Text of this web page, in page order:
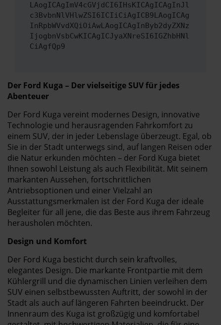
LAogICAgImV4cGVjdCI6IHsKICAgICAgInJl
c3BvbnNlVHlwZSI6ICIiCiAgICB9LAogICAg
InRpbWVvdXQiOiAwLAogICAgInByb2dyZXNz
IjogbnVsbCwKICAgICJyaXNreSI6IGZhbHNl
CiAgfQp9
Der Ford Kuga – Der vielseitige SUV für jedes
Abenteuer
Der Ford Kuga vereint modernes Design, innovative
Technologie und herausragenden Fahrkomfort zu
einem SUV, der in jeder Lebenslage überzeugt. Egal, ob
Sie in der Stadt unterwegs sind, auf langen Reisen oder
die Natur erkunden möchten – der Ford Kuga bietet
Ihnen sowohl Leistung als auch Flexibilität. Mit seinem
markanten Aussehen, fortschrittlichen
Antriebsoptionen und einer Vielzahl an
Ausstattungsmerkmalen ist der Ford Kuga der ideale
Begleiter für all jene, die das Beste aus ihrem Fahrzeug
herausholen möchten.
Design und Komfort
Der Ford Kuga besticht durch sein kraftvolles,
elegantes Design. Die markante Frontpartie mit dem
Kühlergrill und die dynamischen Linien verleihen dem
SUV einen selbstbewussten Auftritt, der sowohl in der
Stadt als auch auf längeren Fahrten beeindruckt. Der
Innenraum des Kuga ist großzügig und komfortabel